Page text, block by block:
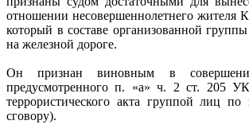
отношении несовершеннолетнего жителя
который в составе организованной
на железной дороге.
Он признан виновным в
предусмотренного п. «а» ч. 2 ст. 205
террористического акта группой лиц по
сговору).